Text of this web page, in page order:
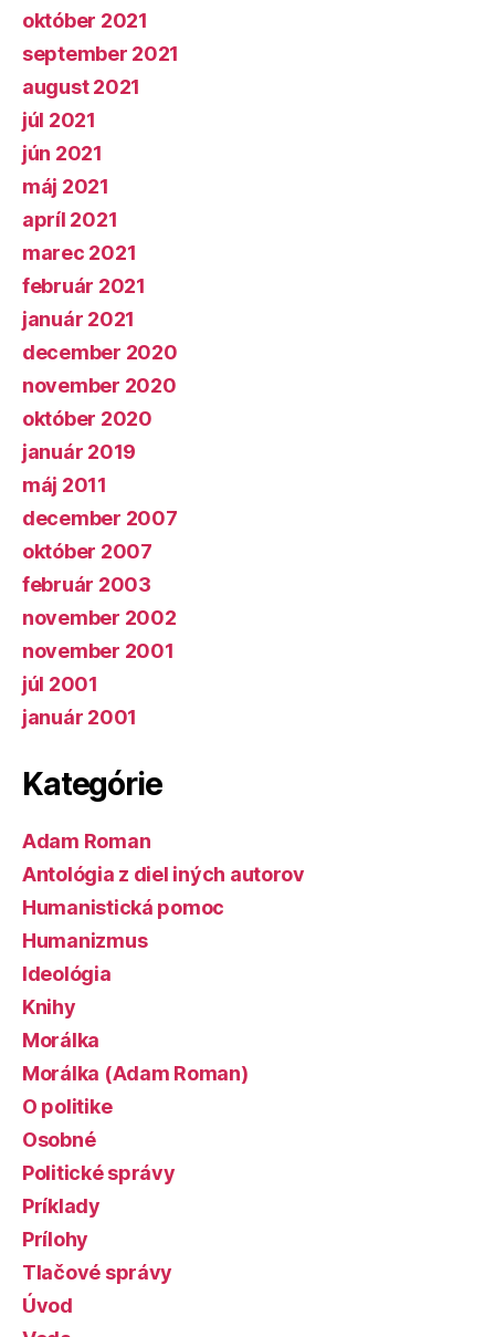
október 2021
september 2021
august 2021
júl 2021
jún 2021
máj 2021
apríl 2021
marec 2021
február 2021
január 2021
december 2020
november 2020
október 2020
január 2019
máj 2011
december 2007
október 2007
február 2003
november 2002
november 2001
júl 2001
január 2001
Kategórie
Adam Roman
Antológia z diel iných autorov
Humanistická pomoc
Humanizmus
Ideológia
Knihy
Morálka
Morálka (Adam Roman)
O politike
Osobné
Politické správy
Príklady
Prílohy
Tlačové správy
Úvod